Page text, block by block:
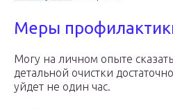
Меры
Могу на личном опыте
детальной очистки
уйдет не один час.